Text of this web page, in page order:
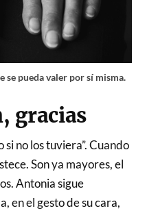
se pueda valer por sí misma.
gracias
si no los tuviera”. Cuando
Son ya mayores, el
Antonia sigue
en el gesto de su cara,